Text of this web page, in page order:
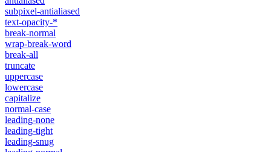
subpixel-antialiased
text-opacity-*
break-normal
wrap-break-word
break-all
truncate
uppercase
lowercase
capitalize
normal-case
leading-none
leading-tight
leading-snug